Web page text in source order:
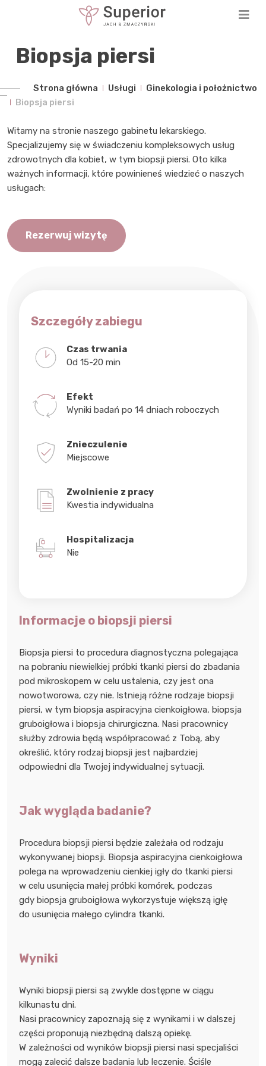
Biopsja piersi
Strona główna Usługi
Ginekologia i położnictwo
Biopsja piersi
Witamy na stronie naszego gabinetu lekarskiego.
Specjalizujemy się w świadczeniu kompleksowych usług
zdrowotnych dla kobiet, w tym biopsji piersi. Oto kilka
ważnych informacji, które powinieneś wiedzieć o naszych
usługach:
Rezerwuj wizytę
Szczegóły zabiegu
Czas trwania
Od 15-20 min
Efekt
Wyniki badań po 14 dniach roboczych
Znieczulenie
Miejscowe
Zwolnienie z pracy
Kwestia indywidualna
Hospitalizacja
Nie
Informacje o biopsji piersi
Biopsja piersi to procedura diagnostyczna polegająca
na pobraniu niewielkiej próbki tkanki piersi do zbadania
pod mikroskopem w celu ustalenia, czy jest ona
nowotworowa, czy nie. Istnieją różne rodzaje biopsji
piersi, w tym biopsja aspiracyjna cienkoigłowa, biopsja
gruboigłowa i biopsja chirurgiczna. Nasi pracownicy
służby zdrowia będą współpracować z Tobą, aby
określić, który rodzaj biopsji jest najbardziej
odpowiedni dla Twojej indywidualnej sytuacji.
Jak wygląda badanie?
Procedura biopsji piersi będzie zależała od rodzaju
wykonywanej biopsji. Biopsja aspiracyjna cienkoigłowa
polega na wprowadzeniu cienkiej igły do tkanki piersi
w celu usunięcia małej próbki komórek, podczas
gdy biopsja gruboigłowa wykorzystuje większą igłę
do usunięcia małego cylindra tkanki.
Wyniki
Wyniki biopsji piersi są zwykle dostępne w ciągu
kilkunastu dni.
Nasi pracownicy zapoznają się z wynikami i w dalszej
części proponują niezbędną dalszą opiekę.
W zależności od wyników biopsji piersi nasi specjaliści
mogą zalecić dalsze badania lub leczenie. Ściśle